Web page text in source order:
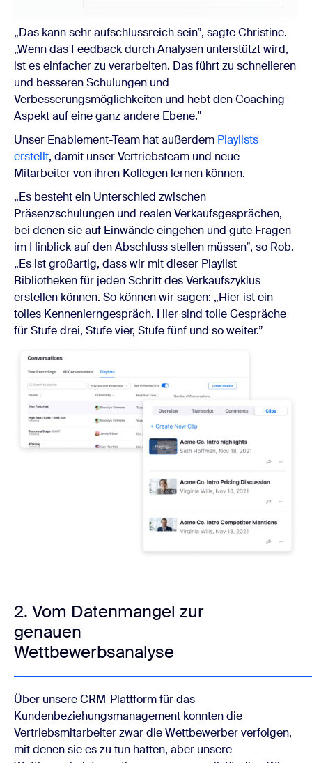
„Das kann sehr aufschlussreich sein”, sagte Christine.
„Wenn das Feedback durch Analysen unterstützt wird,
ist es einfacher zu verarbeiten. Das führt zu schnelleren
und besseren Schulungen und
Verbesserungsmöglichkeiten und hebt den Coaching-
Aspekt auf eine ganz andere Ebene."
Unser Enablement-Team hat außerdem Playlists
erstellt, damit unser Vertriebsteam und neue
Mitarbeiter von ihren Kollegen lernen können.
„Es besteht ein Unterschied zwischen
Präsenzschulungen und realen Verkaufsgesprächen,
bei denen sie auf Einwände eingehen und gute Fragen
im Hinblick auf den Abschluss stellen müssen”, so Rob.
„Es ist großartig, dass wir mit dieser Playlist
Bibliotheken für jeden Schritt des Verkaufszyklus
erstellen können. So können wir sagen: „Hier ist ein
tolles Kennenlerngespräch. Hier sind tolle Gespräche
für Stufe drei, Stufe vier, Stufe fünf und so weiter.”
2. Vom Datenmangel zur
genauen
Wettbewerbsanalyse
Über unsere CRM-Plattform für das
Kundenbeziehungsmanagement konnten die
Vertriebsmitarbeiter zwar die Wettbewerber verfolgen,
mit denen sie es zu tun hatten, aber unsere